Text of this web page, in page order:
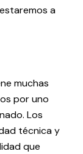
a
muchas
por uno
Los
técnica y
que